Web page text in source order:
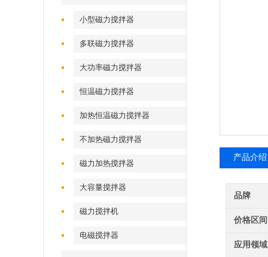
小型磁力搅拌器
多联磁力搅拌器
大功率磁力搅拌器
恒温磁力搅拌器
加热恒温磁力搅拌器
不加热磁力搅拌器
磁力加热搅拌器
大容量搅拌器
磁力搅拌机
电磁搅拌器
产品介绍
品牌
价格区间
应用领域